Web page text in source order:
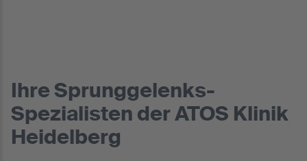
Ihre Sprunggelenks-
Spezialisten der ATOS Klinik
Heidelberg